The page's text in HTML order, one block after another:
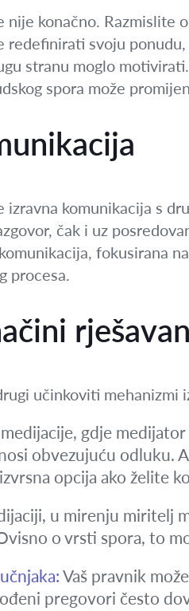
nije konačno. Razmislite
redefinirati svoju
stranu moglo
spora može
komunikacija s
čak i uz
fokusirana
procesa.
učinkoviti mehanizmi
gdje
obvezujuću odluku.
opcija ako želite
u mirenju miritelj
o vrsti spora, to
Vaš pravnik
pregovori često